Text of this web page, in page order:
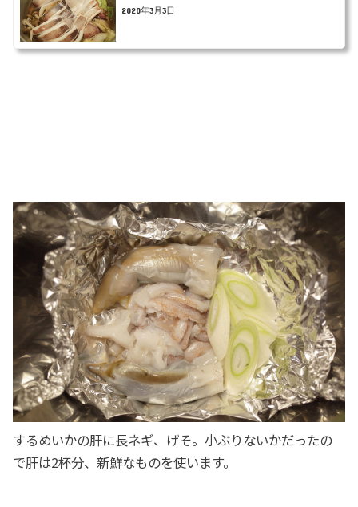
2020年3月3日
するめいかの肝に長ネギ、げそ。小ぶりないかだったの
で肝は2杯分、新鮮なものを使います。